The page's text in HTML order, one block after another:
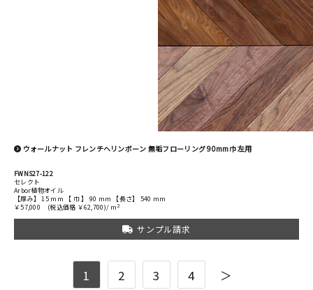
ウォールナット フレンチヘリンボーン 無垢フローリング 90mm巾 左用
FWNS27-122
セレクト
Arbor植物オイル
【厚み】 15 mm 【 巾 】 90 mm 【長さ】 540 mm
￥57,000
(税込価格 ￥62,700)/ m 2
サンプル請求
1 2 3 4 ＞